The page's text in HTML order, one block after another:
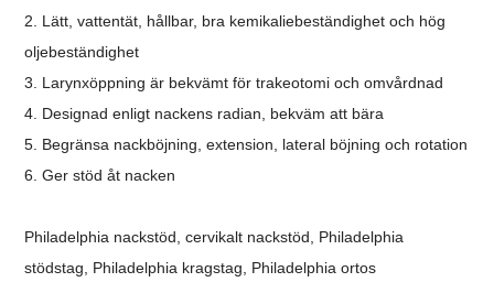
2. Lätt, vattentät, hållbar, bra kemikaliebeständighet och hög
oljebeständighet
3. Larynxöppning är bekvämt för trakeotomi och omvårdnad
4. Designad enligt nackens radian, bekväm att bära
5. Begränsa nackböjning, extension, lateral böjning och rotation
6.Ger stöd åt nacken
Philadelphia nackstöd, cervikalt nackstöd, Philadelphia
stödstag, Philadelphia kragstag, Philadelphia ortos